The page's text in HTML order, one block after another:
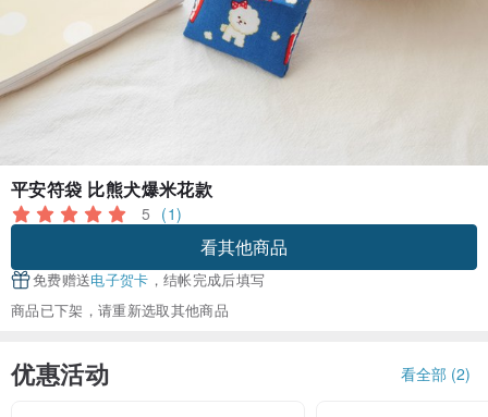
平安符袋 比熊犬爆米花款
5 (1)
看其他商品
免费赠送电子贺卡 ，结帐完成后填写
商品已下架，请重新选取其他商品
优惠活动 看全部 (2)